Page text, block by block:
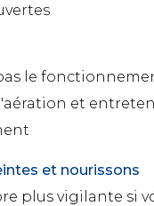
le
et
et nourissons
plus vigilante si